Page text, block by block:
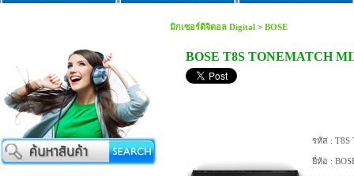
มิกเซอร์ดิจิตอล Digital > BOSE
BOSE T8S TONEMATCH
รหัส : T8S
ยี่ห้อ :